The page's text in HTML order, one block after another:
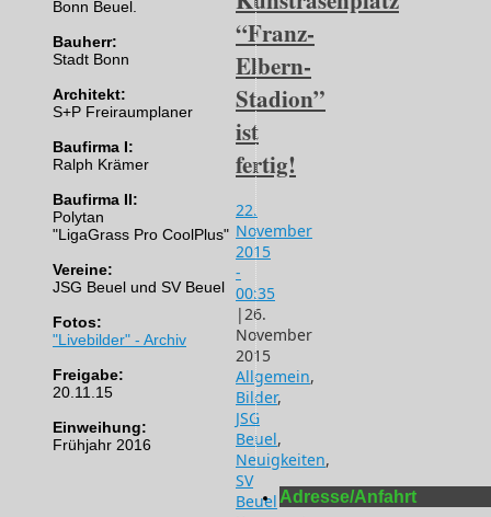
“Franz-
Elbern-
Stadion”
ist
fertig!
22.
November
2015
-
00:35
|26.
November
2015
Allgemein,
Bilder,
JSG
Beuel,
Neuigkeiten,
SV
Beuel
Bonn Beuel.
Bauherr:
Stadt Bonn
Architekt:
S+P Freiraumplaner
Baufirma I:
Ralph Krämer
Baufirma II:
Polytan
"LigaGrass Pro CoolPlus"
Vereine:
JSG Beuel und SV Beuel
Fotos:
"Livebilder" - Archiv
Freigabe:
20.11.15
Einweihung:
Frühjahr 2016
Adresse/Anfahrt